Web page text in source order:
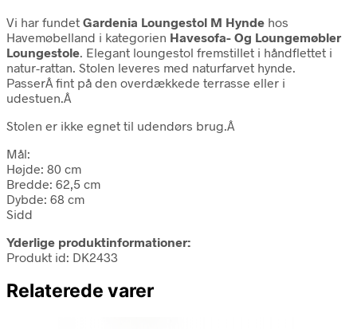
Vi har fundet Gardenia Loungestol M Hynde hos
Havemøbelland i kategorien Havesofa- Og Loungemøbler
Loungestole. Elegant loungestol fremstillet i håndflettet i
natur-rattan. Stolen leveres med naturfarvet hynde.
PasserÂ fint på den overdækkede terrasse eller i
udestuen.Â
Stolen er ikke egnet til udendørs brug.Â
Mål:
Højde: 80 cm
Bredde: 62,5 cm
Dybde: 68 cm
Sidd
Yderlige produktinformationer:
Produkt id: DK2433
Relaterede varer